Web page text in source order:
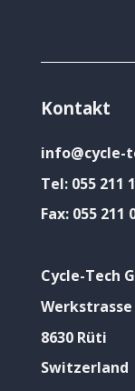
Kontakt
info@cycle-
Tel: 055 211
Fax: 055 211
Cycle-Tech
Werkstrasse
8630 Rüti
Switzerland